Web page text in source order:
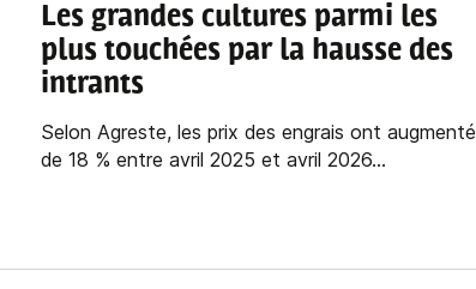
Les grandes cultures parmi les
plus touchées par la hausse des
intrants
Selon Agreste, les prix des engrais ont augmenté
de 18 % entre avril 2025 et avril 2026...